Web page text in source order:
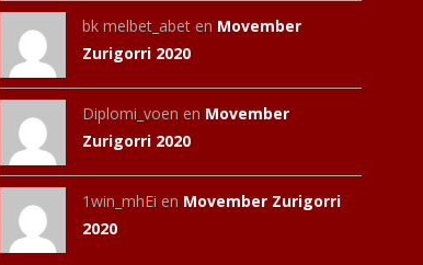
bk melbet_abet en Movember
Zurigorri 2020
Diplomi_voen en Movember
Zurigorri 2020
1win_mhEi en Movember Zurigorri
2020